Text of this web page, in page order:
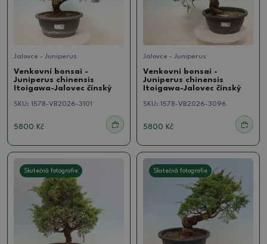
Jalovce - Juniperus
Venkovní bonsai -
Juniperus chinensis
Itoigawa-Jalovec čínský
SKU: 1578-VB2026-3101
5800 Kč
Jalovce - Juniperus
Venkovní bonsai -
Juniperus chinensis
Itoigawa-Jalovec čínský
SKU: 1578-VB2026-3096
5800 Kč
Skutečná fotografie Skutečná fotografie